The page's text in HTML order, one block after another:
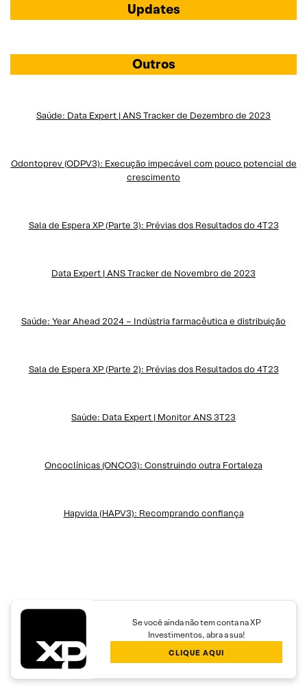
Updates
Outros
Saúde: Data Expert | ANS Tracker de Dezembro de 2023
Odontoprev (ODPV3): Execução impecável com pouco potencial de
crescimento
Sala de Espera XP (Parte 3): Prévias dos Resultados do 4T23
Data Expert | ANS Tracker de Novembro de 2023
Saúde: Year Ahead 2024 – Indústria farmacêutica e distribuição
Sala de Espera XP (Parte 2): Prévias dos Resultados do 4T23
Saúde: Data Expert | Monitor ANS 3T23
Oncoclínicas (ONCO3): Construindo outra Fortaleza
Hapvida (HAPV3): Recomprando confiança
Se você ainda não tem conta na XP
Investimentos, abra a sua!
CLIQUE AQUI